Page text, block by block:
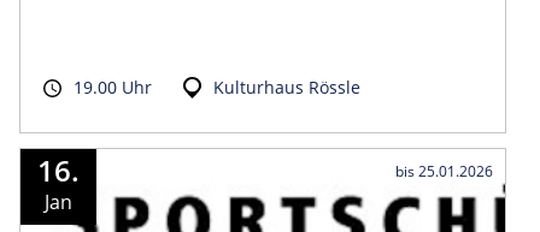
19.00 Uhr Kulturhaus Rössle
16.
Jan
bis 25.01.2026